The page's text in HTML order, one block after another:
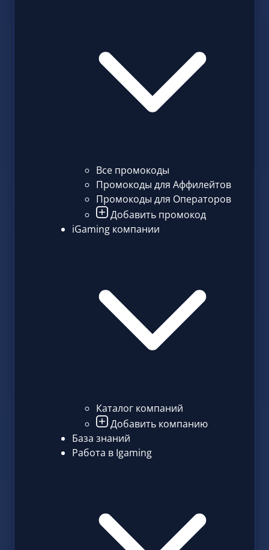
Все промокоды
Промокоды для Аффилейтов
Промокоды для Операторов
Добавить промокод
iGaming компании
Каталог компаний
Добавить компанию
База знаний
Работа в Igaming